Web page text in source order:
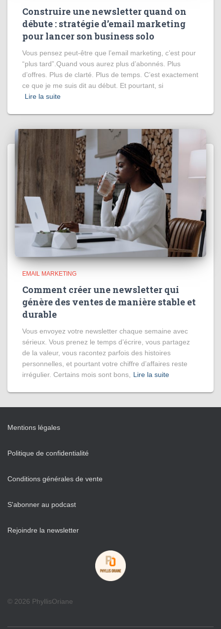
Construire une newsletter quand on
débute : stratégie d’email marketing
pour lancer son business solo
Vous pensez peut-être que l’email marketing, c’est pour
“plus tard”.Quand vous aurez plus d’abonnés. Plus
d’offres. Plus de clarté. Plus de temps. C’est exactement
ce que je me suis dit au début. Et pourtant, si
Lire la suite
EMAIL MARKETING
Comment créer une newsletter qui
génère des ventes de manière stable et
durable
Vous envoyez votre newsletter chaque semaine avec
sérieux. Vous prenez le temps d’écrire, vous partagez
de la valeur, vous racontez parfois des histoires
personnelles, et pourtant votre chiffre d’affaires reste
irrégulier. Certains mois sont bons,
Lire la suite
Mentions légales
Politique de confidentialité
Conditions générales de vente
S'abonner au podcast
Rejoindre la newsletter
© 2026 PhyllisOriane